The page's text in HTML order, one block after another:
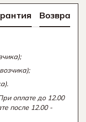
Возврат
оплате до 12.00
после 12.00 -